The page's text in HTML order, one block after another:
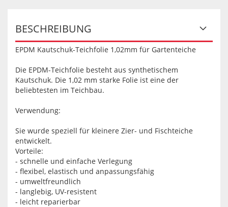
BESCHREIBUNG
EPDM Kautschuk-Teichfolie 1,02mm für Gartenteiche
Die EPDM-Teichfolie besteht aus synthetischem
Kautschuk. Die 1,02 mm starke Folie ist eine der
beliebtesten im Teichbau.
Verwendung:
Sie wurde speziell für kleinere Zier- und Fischteiche
entwickelt.
Vorteile:
- schnelle und einfache Verlegung
- flexibel, elastisch und anpassungsfähig
- umweltfreundlich
- langlebig, UV-resistent
- leicht reparierbar